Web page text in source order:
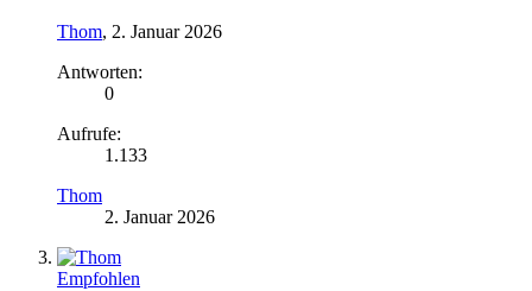
Thom, 2. Januar 2026
Antworten:
0
Aufrufe:
1.133
Thom
2. Januar 2026
Empfohlen